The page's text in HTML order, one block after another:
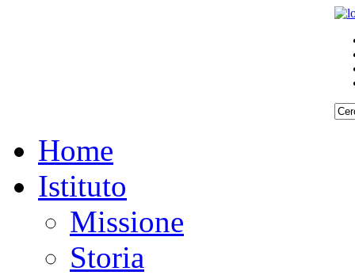
Home
Istituto
Missione
Storia